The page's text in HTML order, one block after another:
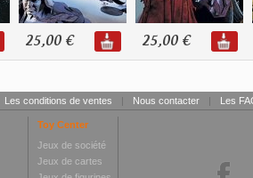
25,00 € 25,00 €
Les conditions de ventes | Nous contacter | Les
Toy Center
Jeux de société
Jeux de cartes